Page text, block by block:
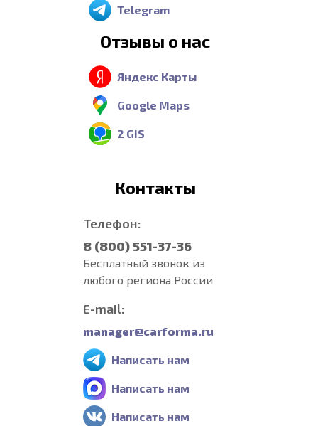
Telegram
Отзывы о нас
Яндекс Карты
Google Maps
2 GIS
Контакты
Телефон:
8 (800) 551-37-36
Бесплатный звонок из
любого региона России
E-mail:
manager@carforma.ru
Написать нам
Написать нам
Написать нам